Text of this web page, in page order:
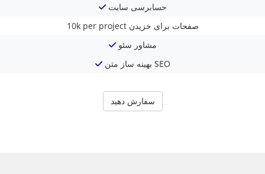
حسابرسی سایت
10k per project صفحات برای خزیدن
مشاور سئو
بهینه ساز متن SEO
سفارش دهید